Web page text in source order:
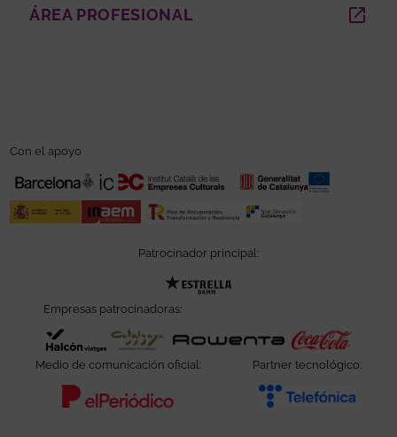
ÁREA PROFESIONAL ABRE EN NUEVA VENTANA
Con el apoyo
Patrocinador principal:
Empresas patrocinadoras:
Abre en nueva ventana
Abre en nueva ventanaAbre en nueva
Medio de comunicación oficial:
Abre en nueva ventana
Partner tecnológico:
Abre